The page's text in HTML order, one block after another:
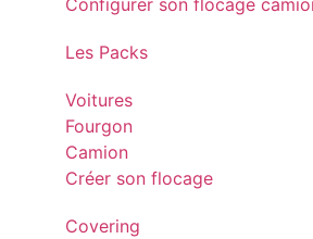
Configurer son flocage
Les Packs
Voitures
Fourgon
Camion
Créer son flocage
Covering